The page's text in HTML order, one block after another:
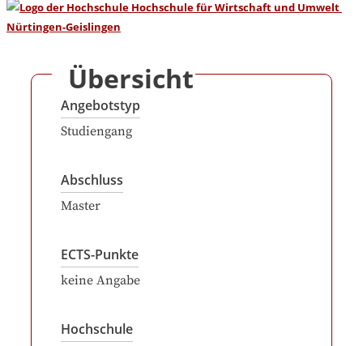
Übersicht
Angebotstyp
Studiengang
Abschluss
Master
ECTS-Punkte
keine Angabe
Hochschule